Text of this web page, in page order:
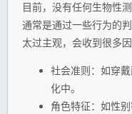
目前，没有任何生物性
通常是通过一些行为的
太过主观，会收到很多因
社会准则：如穿
化中。
角色特征：如性